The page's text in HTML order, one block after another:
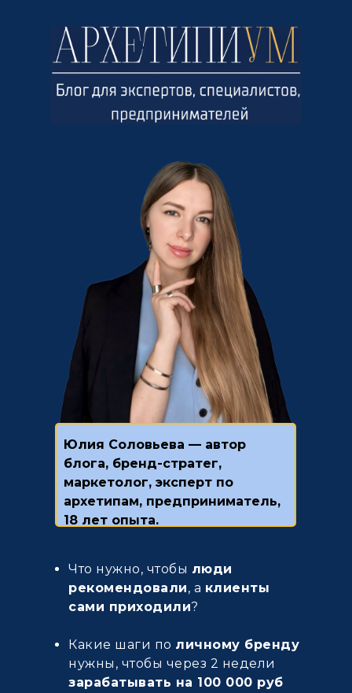
Что нужно, чтобы люди
рекомендовали, а клиенты
сами приходили?
Какие шаги по личному бренду
нужны, чтобы через 2 недели
зарабатывать на 100 000 руб
Юлия Соловьева — автор
блога, бренд-стратег,
маркетолог, эксперт по
архетипам, предприниматель,
18 лет опыта.